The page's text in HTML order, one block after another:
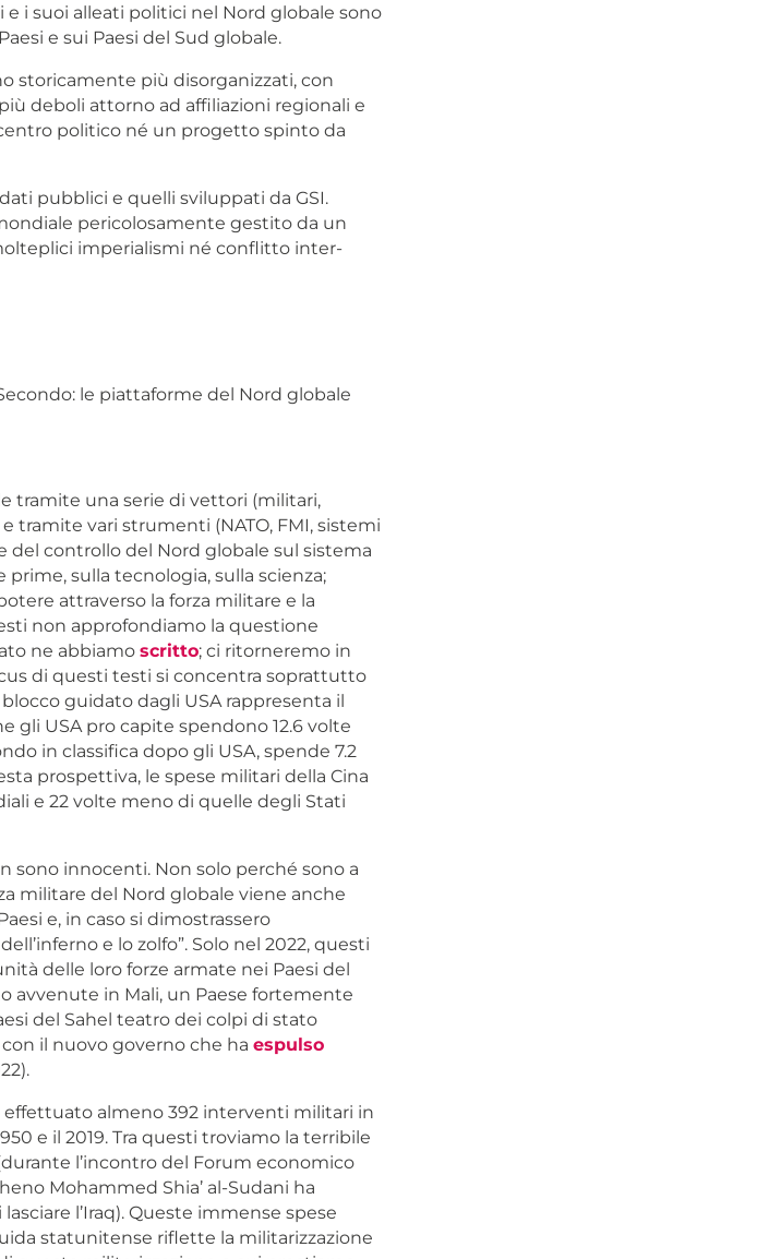
i suoi alleati politici nel Nord globale sono
e sui Paesi del Sud globale.
storicamente più disorganizzati, con
deboli attorno ad affiliazioni regionali e
politico né un progetto spinto da
pubblici e quelli sviluppati da GSI.
pericolosamente gestito da un
imperialismi né conflitto inter-
le piattaforme del Nord globale
tramite una serie di vettori (militari,
tramite vari strumenti (NATO, FMI, sistemi
del controllo del Nord globale sul sistema
sulla tecnologia, sulla scienza;
attraverso la forza militare e la
non approfondiamo la questione
ne abbiamo scritto; ci ritorneremo in
di questi testi si concentra soprattutto
guidato dagli USA rappresenta il
gli USA pro capite spendono 12.6 volte
in classifica dopo gli USA, spende 7.2
prospettiva, le spese militari della Cina
e 22 volte meno di quelle degli Stati
sono innocenti. Non solo perché sono a
militare del Nord globale viene anche
e, in caso si dimostrassero
e lo zolfo”. Solo nel 2022, questi
delle loro forze armate nei Paesi del
avvenute in Mali, un Paese fortemente
del Sahel teatro dei colpi di stato
il nuovo governo che ha espulso
effettuato almeno 392 interventi militari in
e il 2019. Tra questi troviamo la terribile
l’incontro del Forum economico
Mohammed Shia’ al-Sudani ha
l’Iraq). Queste immense spese
statunitense riflette la militarizzazione